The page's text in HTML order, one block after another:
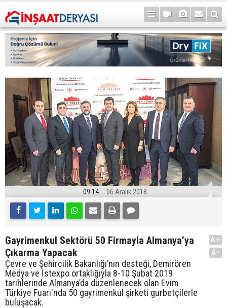
09:14 06 Aralık 2018
Gayrimenkul Sektörü 50 Firmayla Almanya’ya
Çıkarma Yapacak
Çevre ve Şehircilik Bakanlığı’nın desteği, Demirören
Medya ve İstexpo ortaklığıyla 8-10 Şubat 2019
tarihlerinde Almanya’da düzenlenecek olan Evim
Türkiye Fuarı'nda 50 gayrimenkul şirketi gurbetçilerle
buluşacak.
A+
A-